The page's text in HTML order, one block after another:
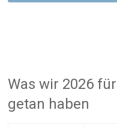
Was wir 2026
getan haben